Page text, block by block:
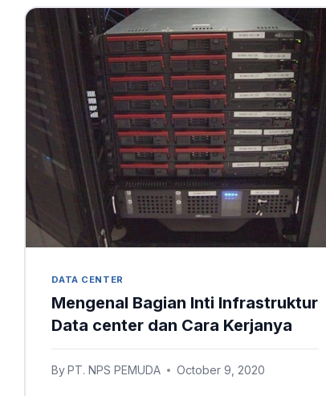
DATA CENTER
Mengenal Bagian Inti Infrastruktur
Data center dan Cara Kerjanya
By PT. NPS PEMUDA October 9, 2020